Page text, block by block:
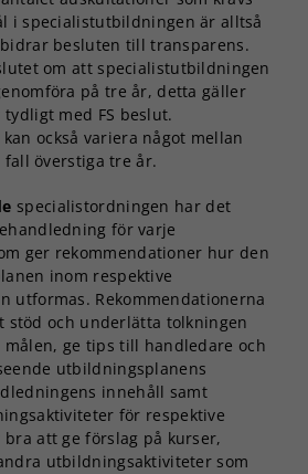
i specialistutbildningen är alltså
besluten till transparens.
om att specialistutbildningen
på tre år, detta gäller
med FS beslut.
också variera något mellan
överstiga tre år.
specialistordningen har det
för varje
ger rekommendationer hur den
inom respektive
utformas. Rekommendationerna
stöd och underlätta tolkningen
målen, ge tips till handledare och
utbildningsplanens
innehåll samt
för respektive
att ge förslag på kurser,
utbildningsaktiviteter som